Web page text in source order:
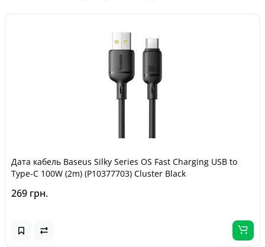
Дата кабель Baseus Silky Series OS Fast Charging USB to
Type-C 100W (2m) (P10377703) Cluster Black
269 грн.